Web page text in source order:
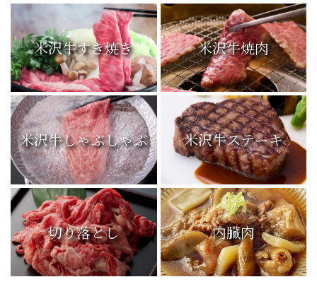
米沢牛すき焼き 米沢牛焼肉
米沢牛しゃぶしゃぶ 米沢牛ステーキ
切り落とし 内臓肉